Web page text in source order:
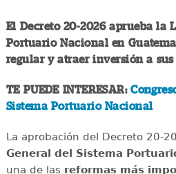
El Decreto 20-2026 aprueba la
Portuario Nacional en
regular y atraer inversión a sus
TE PUEDE INTERESAR:
Sistema Portuario Nacional
La aprobación del Decreto 20-
General del Sistema
una de las reformas más